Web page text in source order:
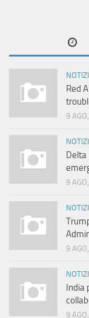
Red
9
9
9
India
9